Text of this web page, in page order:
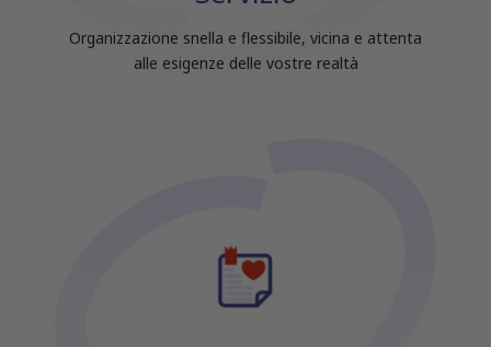
raccolto dal tuo utilizzo dei loro servizi.
Organizzazione snella e flessibile, vicina e attenta
alle esigenze delle vostre realtà